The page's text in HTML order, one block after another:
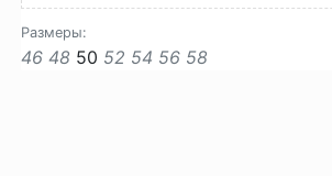
Размеры:
46 48 50 52 54 56 58